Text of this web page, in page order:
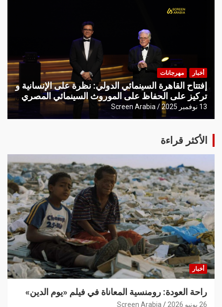
أخبار مهرجانات
إفتتاح القاهرة السينمائي الدولي: نظرة على الإنسانية و
تركيز على الحفاظ على الموروث السينمائي المصري
13 نوفمبر 2025 Screen Arabia
الأكثر قراءة
أخبار
راحة العودة: رومنسية المعاناة في فيلم «يوم الدين»
26 يونيو 2026 Screen Arabia